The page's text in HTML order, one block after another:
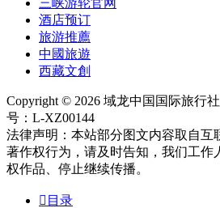
酒店预订
旅游推薦
中國旅遊
西藏文創
Copyright © 2026 域龙中国国际旅行
号：L-XZ00144
法律声明：本站部分图文内容取自互
著作权行为，请及时告知，我们工作
权作品、停止继续传播。
 目录